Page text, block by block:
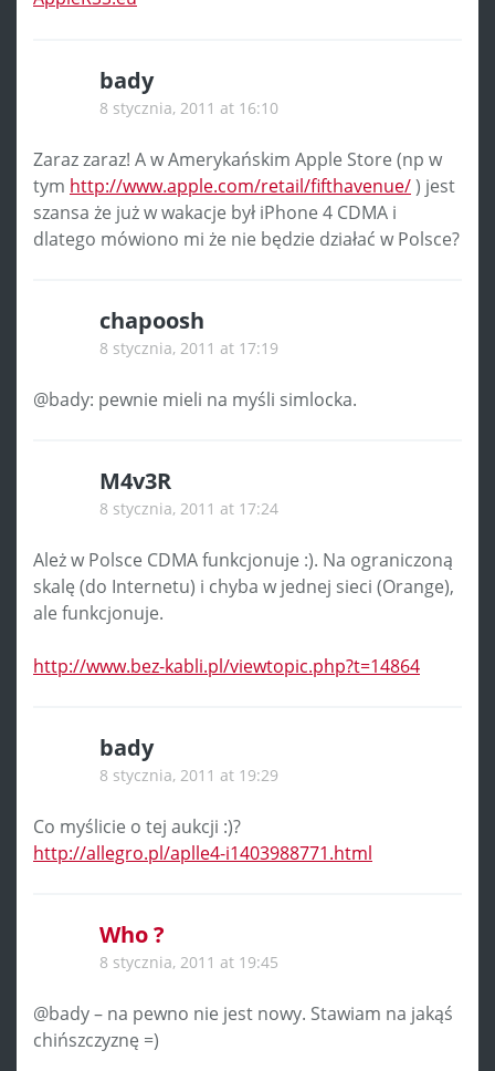
bady
8 stycznia, 2011 at 16:10
Zaraz zaraz! A w Amerykańskim Apple Store (np w
tym http://www.apple.com/retail/fifthavenue/) jest
szansa że już w wakacje był iPhone 4 CDMA i
dlatego mówiono mi że nie będzie działać w Polsce?
chapoosh
8 stycznia, 2011 at 17:19
@bady: pewnie mieli na myśli simlocka.
M4v3R
8 stycznia, 2011 at 17:24
Ależ w Polsce CDMA funkcjonuje :). Na ograniczoną
skalę (do Internetu) i chyba w jednej sieci (Orange),
ale funkcjonuje.
http://www.bez-kabli.pl/viewtopic.php?t=14864
bady
8 stycznia, 2011 at 19:29
Co myślicie o tej aukcji :)?
http://allegro.pl/aplle4-i1403988771.html
Who ?
8 stycznia, 2011 at 19:45
@bady – na pewno nie jest nowy. Stawiam na jakąś
chińszczyznę =)